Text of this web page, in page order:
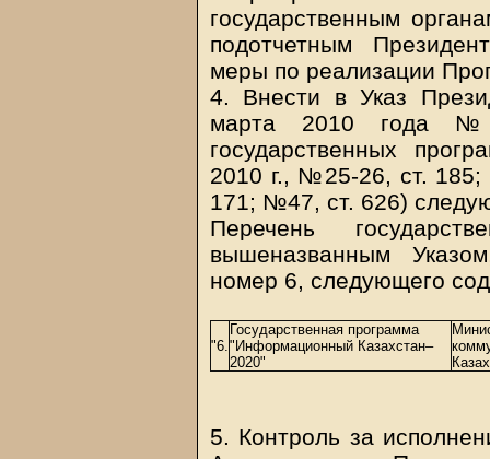
государственным
подотчетным
меры по реализации
4. Внести в Указ
марта 2010 года
государственных
2010 г., №25-26, ст.
171; №47, ст. 626)
Перечень
вышеназванным
номер 6, следующего
"6.
Государственная программа
"Информационный Казахстан–
2020"
5. Контроль за